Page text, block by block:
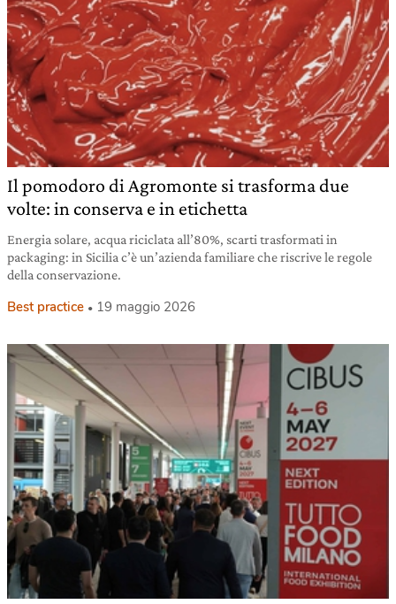
Il pomodoro di Agromonte si trasforma due
volte: in conserva e in etichetta
Energia solare, acqua riciclata all’80%, scarti trasformati in
packaging: in Sicilia c’è un’azienda familiare che riscrive le regole
della conservazione.
Best practice 19 maggio 2026